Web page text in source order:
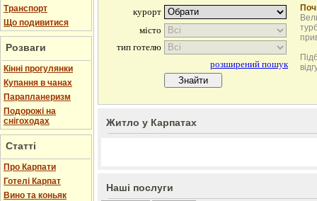
Транспорт
Що подивитися
Розваги
Кінні прогулянки
Купання в чанах
Парапланеризм
Подорожі на
снігоходах
Статті
Про Карпати
Готелі Карпат
Вино та коньяк
Житло у Карпатах
Наші послуги